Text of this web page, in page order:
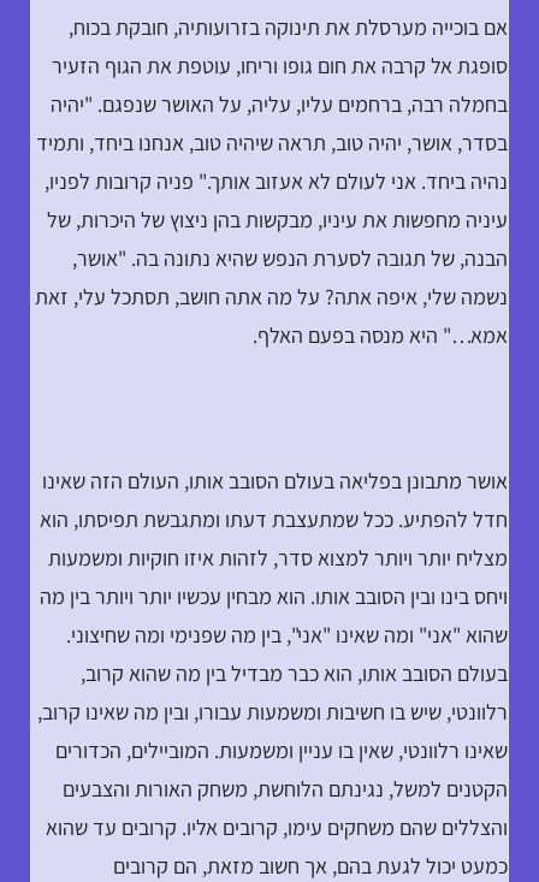
אם בוכייה מערסלת את תינוקה בזרועותיה, חובקת בכוח,
סופגת אל קרבה את חום גופו וריחו, עוטפת את הגוף הזעיר
בחמלה רבה, ברחמים עליו, עליה, על האושר שנפגם. "יהיה
בסדר, אושר, יהיה טוב, תראה שיהיה טוב, אנחנו ביחד, ותמיד
נהיה ביחד. אני לעולם לא אעזוב אותך." פניה קרובות לפניו,
עיניה מחפשות את עיניו, מבקשות בהן ניצוץ של היכרות, של
הבנה, של תגובה לסערת הנפש שהיא נתונה בה. "אושר,
נשמה שלי, איפה אתה? על מה אתה חושב, תסתכל עלי, זאת
אמא…" היא מנסה בפעם האלף.
אושר מתבונן בפליאה בעולם הסובב אותו, העולם הזה שאינו
חדל להפתיע. ככל שמתעצבת דעתו ומתגבשת תפיסתו, הוא
מצליח יותר ויותר למצוא סדר, לזהות איזו חוקיות ומשמעות
ויחס בינו ובין הסובב אותו. הוא מבחין עכשיו יותר ויותר בין מה
שהוא "אני" ומה שאינו "אני", בין מה שפנימי ומה שחיצוני.
בעולם הסובב אותו, הוא כבר מבדיל בין מה שהוא קרוב,
רלוונטי, שיש בו חשיבות ומשמעות עבורו, ובין מה שאינו קרוב,
שאינו רלוונטי, שאין בו עניין ומשמעות. המוביילים, הכדורים
הקטנים למשל, נגינתם הלוחשת, משחק האורות והצבעים
והצללים שהם משחקים עימו, קרובים אליו. קרובים עד שהוא
כמעט יכול לגעת בהם, אך חשוב מזאת, הם קרובים